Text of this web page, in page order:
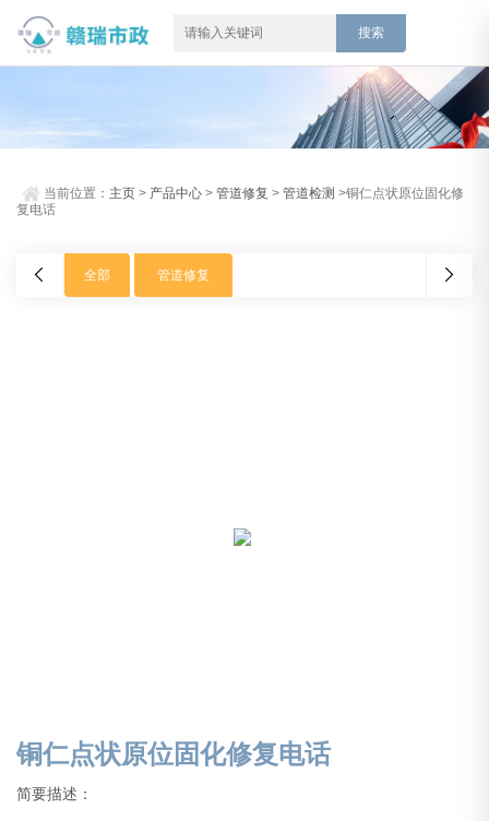
当前位置： 主页 > 产品中心 >管道修复 >管道检测 >铜仁点状原位固化修
复电话
全部 管道修复
铜仁点状原位固化修复电话
简要描述：